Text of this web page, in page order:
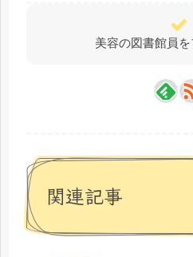
美容の図書館員
関連記事